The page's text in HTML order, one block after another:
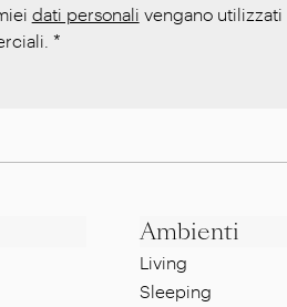
dati personali vengano utilizzati
*
Ambienti
Living
Sleeping